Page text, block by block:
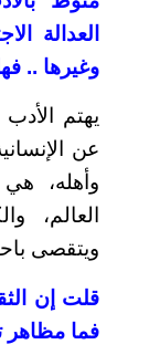
العدالة
وغيرها ..
يهتم الأدب
عن
وأهله،
العالم،
ويتقصى
قلت إن
فما مظاهر